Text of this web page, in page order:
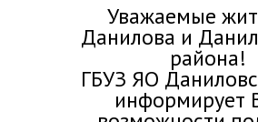
Уважаемые
Данилова и
района!
ГБУЗ ЯО
информирует